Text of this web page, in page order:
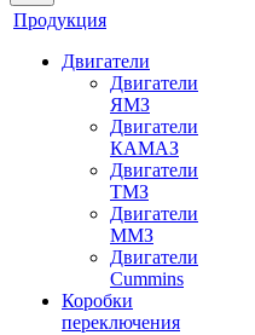
Продукция
Двигатели
Двигатели
ЯМЗ
Двигатели
КАМАЗ
Двигатели
ТМЗ
Двигатели
ММЗ
Двигатели
Cummins
Коробки
переключения